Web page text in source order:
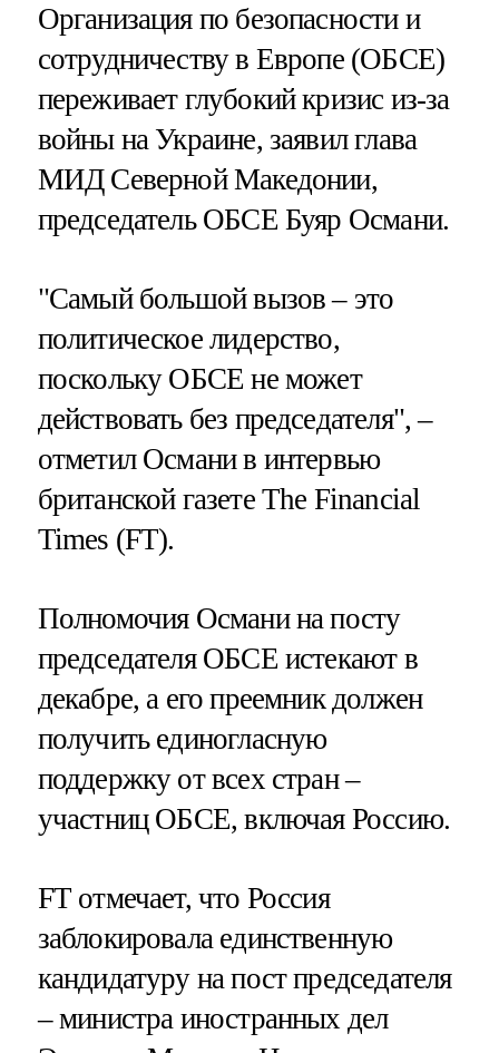
Организация по безопасности и
сотрудничеству в Европе (ОБСЕ)
переживает глубокий кризис из-за
войны на Украине, заявил глава
МИД Северной Македонии,
председатель ОБСЕ Буяр Османи.
"Самый большой вызов – это
политическое лидерство,
поскольку ОБСЕ не может
действовать без председателя", –
отметил Османи в интервью
британской газете The Financial
Times (FT).
Полномочия Османи на посту
председателя ОБСЕ истекают в
декабре, а его преемник должен
получить единогласную
поддержку от всех стран –
участниц ОБСЕ, включая Россию.
FT отмечает, что Россия
заблокировала единственную
кандидатуру на пост председателя
– министра иностранных дел